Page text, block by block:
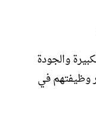
والجودة
وظيفتهم في